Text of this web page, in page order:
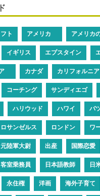
ト アメリカ アメリカ
イギリス エプスタイン
カナダ カリフォルニ
コーチング サンディエゴ
ハリウッド ハワイ バ
ロサンゼルス ロンドン ワ
元陸軍大尉 出産 国際恋愛
客室乗務員 日本語教師 日
永住権 洋画 海外子育て